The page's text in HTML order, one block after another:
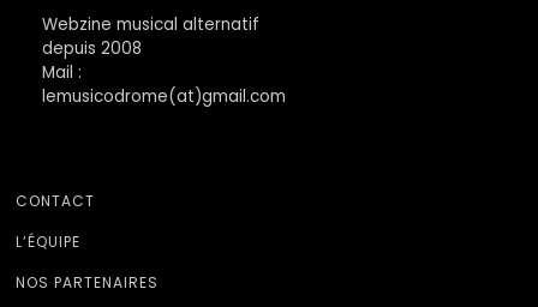
Webzine musical alternatif
depuis 2008
Mail :
lemusicodrome(at)gmail.com
CONTACT
L’ÉQUIPE
NOS PARTENAIRES